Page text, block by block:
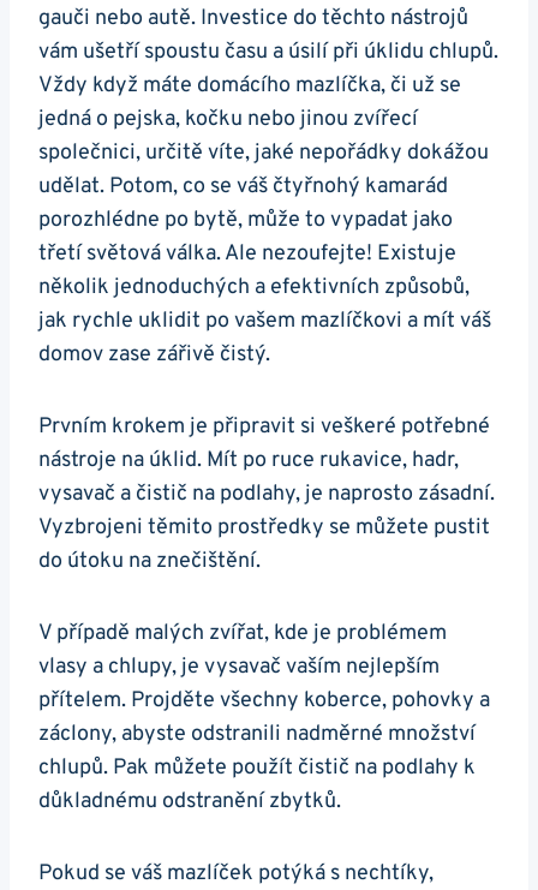
gauči nebo autě. Investice do těchto nástrojů
vám ušetří spoustu času a úsilí při úklidu chlupů.
Vždy když máte domácího mazlíčka, či už se
jedná o pejska, kočku nebo jinou zvířecí
společnici, určitě víte, jaké nepořádky dokážou
udělat. Potom, co se váš čtyřnohý kamarád
porozhlédne po bytě, může to vypadat jako
třetí světová válka. Ale nezoufejte! Existuje
několik jednoduchých a efektivních způsobů,
jak rychle uklidit po vašem mazlíčkovi a mít váš
domov zase zářivě čistý.
Prvním krokem je připravit si veškeré potřebné
nástroje na úklid. Mít po ruce rukavice, hadr,
vysavač a čistič na podlahy, je naprosto zásadní.
Vyzbrojeni těmito prostředky se můžete pustit
do útoku na znečištění.
V případě malých zvířat, kde je problémem
vlasy a chlupy, je vysavač vaším nejlepším
přítelem. Projděte všechny koberce, pohovky a
záclony, abyste odstranili nadměrné množství
chlupů. Pak můžete použít čistič na podlahy k
důkladnému odstranění zbytků.
Pokud se váš mazlíček potýká s nechtíky,